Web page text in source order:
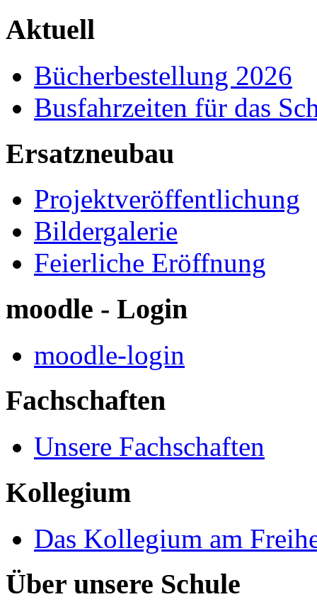
Aktuell
Bücherbestellung 2026
Busfahrzeiten für das
Ersatzneubau
Projektveröffentlichung
Bildergalerie
Feierliche Eröffnung
moodle - Login
moodle-login
Fachschaften
Unsere Fachschaften
Kollegium
Das Kollegium am
Über unsere Schule